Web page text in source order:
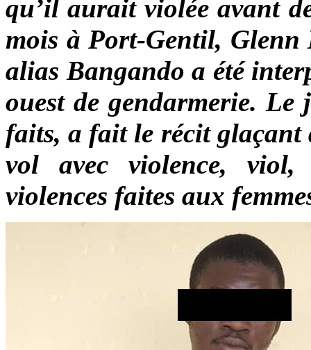
qu’il aurait violée avant
mois à Port-Gentil,
alias Bangando a été
ouest de gendarmerie.
faits, a fait le récit glaçant
vol avec violence,
violences faites aux